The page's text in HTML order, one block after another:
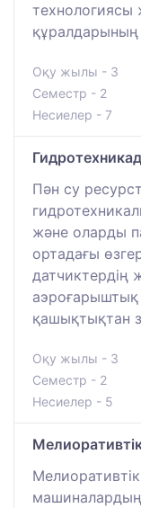
технологиясы
Оқу жылы - 3
Семестр - 2
Несиелер - 7
Пән су
және оларды
ортадағы
датчиктердің
аэроғарыштық
қашықтықтан
Оқу жылы - 3
Семестр - 2
Несиелер - 5